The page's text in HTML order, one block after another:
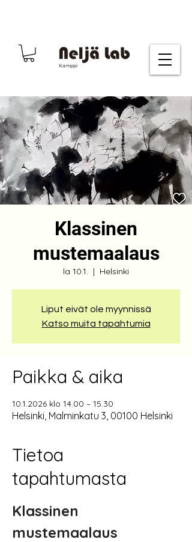
Kamppi
Klassinen
mustemaalaus
la 10.1.
  |
Helsinki
Liput eivät ole myynnissä
Katso muita tapahtumia
Paikka & aika
10.1.2026 klo 14.00 – 15.30
Helsinki, Malminkatu 3, 00100 Helsinki
Tietoa
tapahtumasta
Klassinen
mustemaalaus